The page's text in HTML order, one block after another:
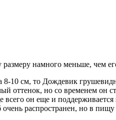
намного меньше, чем
10 см, то Дождевик
оттенок, но со временем он
всего он еще и
распространен, но в пищу